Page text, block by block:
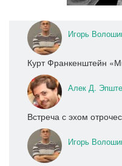
Игорь
Курт Франкенштейн
Алек Д.
Встреча с эхом
Игорь